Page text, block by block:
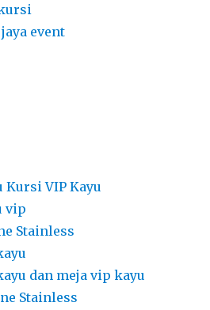
event
Kursi VIP Kayu
vip
Stainless
dan meja vip kayu
Stainless